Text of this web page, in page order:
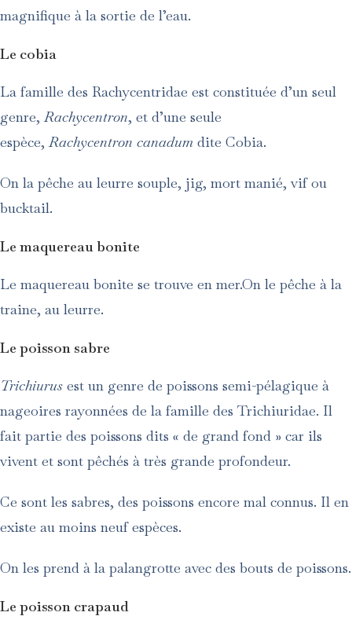
magnifique à la sortie de l’eau.
Le cobia
La famille des Rachycentridae est constituée d’un seul
genre,Rachycentron, et d’une seule
espèce,Rachycentron canadum dite Cobia.
On la pêche au leurre souple, jig, mort manié, vif ou
bucktail.
Le maquereau bonite
Le maquereau bonite se trouve en mer.On le pêche à la
traine, au leurre.
Le poisson sabre
Trichiurus est un genre de poissons semi-pélagique à
nageoires rayonnées de la famille des Trichiuridae. Il
fait partie des poissons dits « de grand fond » car ils
vivent et sont pêchés à très grande profondeur.
Ce sont les sabres, des poissons encore mal connus. Il en
existe au moins neuf espèces.
On les prend à la palangrotte avec des bouts de poissons.
Le poisson crapaud